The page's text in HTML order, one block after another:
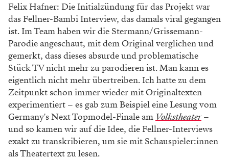
Felix Hafner: Die Initialzündung für das Projekt war
das Fellner-Bambi Interview, das damals viral gegangen
ist. Im Team haben wir die Stermann/Grissemann-
Parodie angeschaut, mit dem Original verglichen und
gemerkt, dass dieses absurde und problematische
Stück TV nicht mehr zu parodieren ist. Man kann es
eigentlich nicht mehr übertreiben. Ich hatte zu dem
Zeitpunkt schon immer wieder mit Originaltexten
experimentiert – es gab zum Beispiel eine Lesung vom
Germany's Next Topmodel-Finale am Volkstheater–
und so kamen wir auf die Idee, die Fellner-Interviews
exakt zu transkribieren, um sie mit Schauspieler:innen
als Theatertext zu lesen.